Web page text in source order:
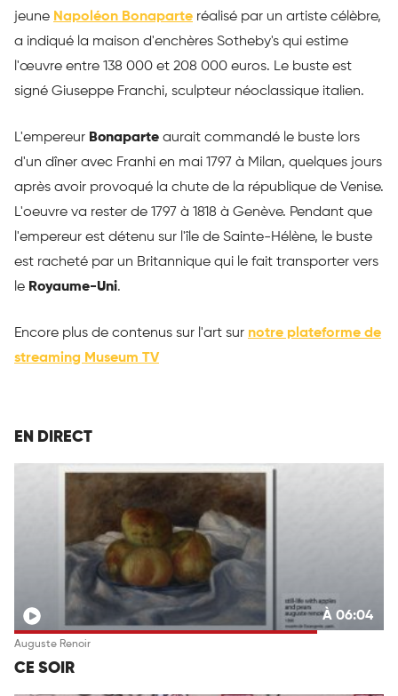
jeune Napoléon Bonaparte réalisé par un artiste célèbre,
a indiqué la maison d'enchères Sotheby's qui estime
l'œuvre entre 138 000 et 208 000 euros. Le buste est
signé Giuseppe Franchi, sculpteur néoclassique italien.
L'empereur Bonaparte aurait commandé le buste lors
d'un dîner avec Franhi en mai 1797 à Milan, quelques jours
après avoir provoqué la chute de la république de Venise.
L'oeuvre va rester de 1797 à 1818 à Genève. Pendant que
l'empereur est détenu sur l'île de Sainte-Hélène, le buste
est racheté par un Britannique qui le fait transporter vers
le Royaume-Uni.
Encore plus de contenus sur l'art sur notre plateforme de
streaming Museum TV
EN DIRECT
À 06:04
Auguste Renoir
CE SOIR